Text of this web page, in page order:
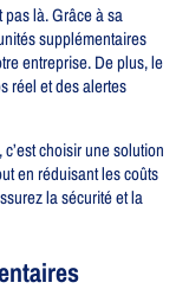
pas là. Grâce à sa
supplémentaires
entreprise. De plus, le
réel et des alertes
c’est choisir une solution
en réduisant les coûts
la sécurité et la